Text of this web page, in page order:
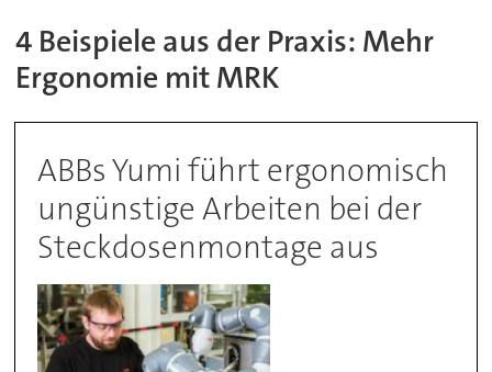
4 Beispiele aus der Praxis: Mehr
Ergonomie mit MRK
ABBs Yumi führt ergonomisch
ungünstige Arbeiten bei der
Steckdosenmontage aus